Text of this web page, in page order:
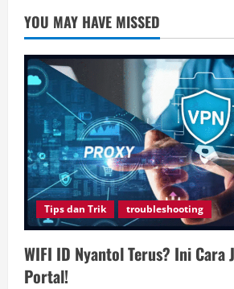
YOU MAY HAVE MISSED
Tips dan Trik troubleshooting
WIFI ID Nyantol Terus? Ini Cara
Portal!